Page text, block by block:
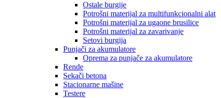
Ostale burgije
Potrošni materijal za multifunkcionalni alat
Potrošni materijal za ugaone brusilice
Potrošni materijal za zavarivanje
Setovi burgija
Punjači za akumulatore
Oprema za punjače za akumulatore
Rende
Sekači betona
Stacionarne mašine
Testere